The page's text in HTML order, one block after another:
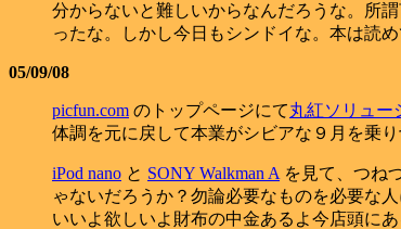
分からないと難しいからなんだろうな。所
ったな。しかし今日もシンドイな。本は読
05/09/08
picfun.com のトップページにて丸紅ソリュー
体調を元に戻して本業がシビアな９月を乗
iPod nano と SONY Walkman A を見て、つね
ゃないだろうか？勿論必要なものを必要な
いいよ欲しいよ財布の中金あるよ今店頭に